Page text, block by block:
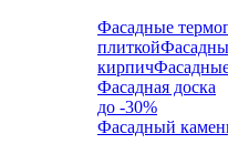
Фасадные
плиткой
кирпич
Фасадная доска
до -30%
Фасадный